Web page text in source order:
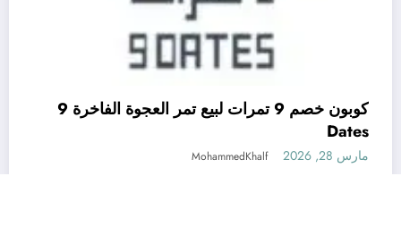
كوبون خصم 9 تمرات لبيع تمر العجوة الفاخرة 9
Dates
مارس 28, 2026 MohammedKhalf